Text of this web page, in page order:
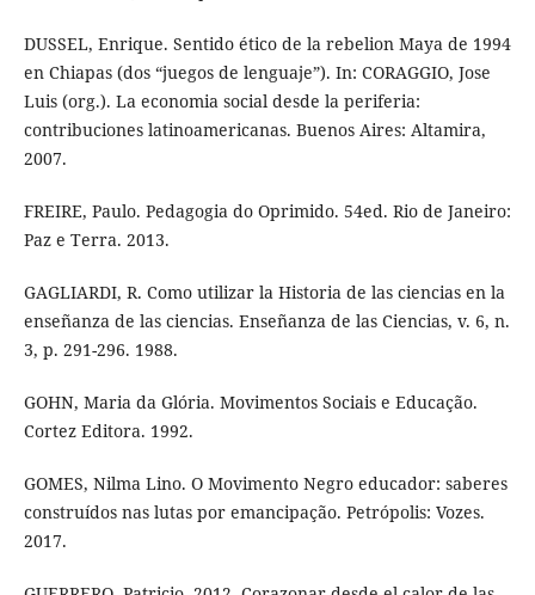
DUSSEL, Enrique. Sentido ético de la rebelion Maya de 1994
en Chiapas (dos “juegos de lenguaje”). In: CORAGGIO, Jose
Luis (org.). La economia social desde la periferia:
contribuciones latinoamericanas. Buenos Aires: Altamira,
2007.
FREIRE, Paulo. Pedagogia do Oprimido. 54ed. Rio de Janeiro:
Paz e Terra. 2013.
GAGLIARDI, R. Como utilizar la Historia de las ciencias en la
enseñanza de las ciencias. Enseñanza de las Ciencias, v. 6, n.
3, p. 291-296. 1988.
GOHN, Maria da Glória. Movimentos Sociais e Educação.
Cortez Editora. 1992.
GOMES, Nilma Lino. O Movimento Negro educador: saberes
construídos nas lutas por emancipação. Petrópolis: Vozes.
2017.